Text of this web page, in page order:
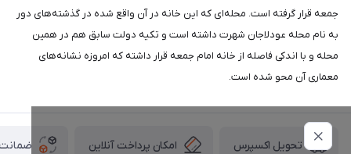
جمعه قرار گرفته است. محله‌ای که این خانه در آن واقع شده در گذشته‌های دور
به نام محله عودلاجان شهرت داشته است و تکیه دولت سابق هم در همین
محله و با اندکی فاصله از خانه امام جمعه قرار داشته که امروزه نشانه‌های
معماری آن محو شده است.
تحویل اکسپرس امکان پرداخت آنلاین ضمانت